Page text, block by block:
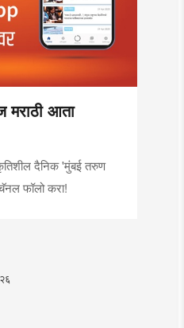
मराठी आता
दैनिक 'मुंबई तरुण
फॉलो करा!